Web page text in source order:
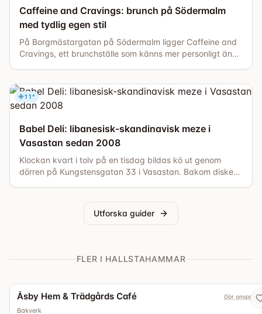
på [...]
Caffeine and Cravings: brunch på Södermalm
med tydlig egen stil
På Borgmästargatan på Södermalm ligger Caffeine and
Cravings, ett brunchställe som känns mer personligt än
utan också en tydlig matidé, ett snabbt tempo och en
känsla av att någon faktiskt bryr sig om vad som landar
[...]
11°
Babel Deli: libanesisk-skandinavisk meze i
Vasastan sedan 2008
Klockan kvart i tolv på en tisdag bildas kö ut genom
dörren på Kungstensgatan 33 i Vasastan. Bakom disken
av Babel Deli, öppnade den här mezebaren 2008. Arton
år senare är kön fortfarande lång vid lunchtid, och maten
Utforska guider
FLER I HALLSTAHAMMAR
Åsby Hem & Trädgårds Café Gör anspråk
Bakverk